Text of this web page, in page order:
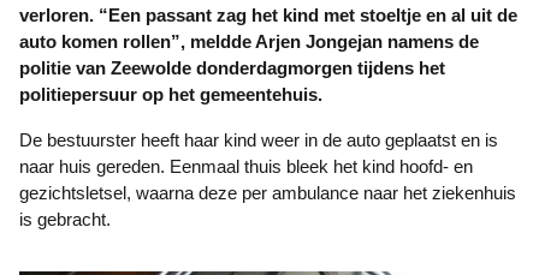
verloren. “Een passant zag het kind met stoeltje en al uit de
auto komen rollen”, meldde Arjen Jongejan namens de
politie van Zeewolde donderdagmorgen tijdens het
politiepersuur op het gemeentehuis.
De bestuurster heeft haar kind weer in de auto geplaatst en is
naar huis gereden. Eenmaal thuis bleek het kind hoofd- en
gezichtsletsel, waarna deze per ambulance naar het ziekenhuis
is gebracht.